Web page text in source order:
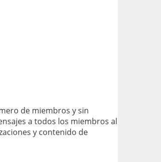
de miembros y sin
a todos los miembros al
y contenido de